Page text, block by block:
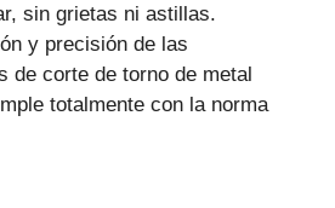
sin grietas ni astillas.
y precisión de las
de corte de torno de metal
totalmente con la norma